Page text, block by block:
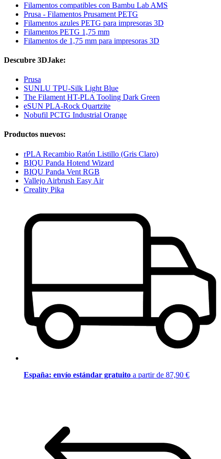
Filamentos compatibles con Bambu Lab AMS
Prusa - Filamentos Prusament PETG
Filamentos azules PETG para impresoras 3D
Filamentos PETG 1,75 mm
Filamentos de 1,75 mm para impresoras 3D
Descubre 3DJake:
Prusa
SUNLU TPU-Silk Light Blue
The Filament HT-PLA Tooling Dark Green
eSUN PLA-Rock Quartzite
Nobufil PCTG Industrial Orange
Productos nuevos:
rPLA Recambio Ratón Listillo (Gris Claro)
BIQU Panda Hotend Wizard
BIQU Panda Vent RGB
Vallejo Airbrush Easy Air
Creality Pika
España: envío estándar gratuito a partir de 87,90 €